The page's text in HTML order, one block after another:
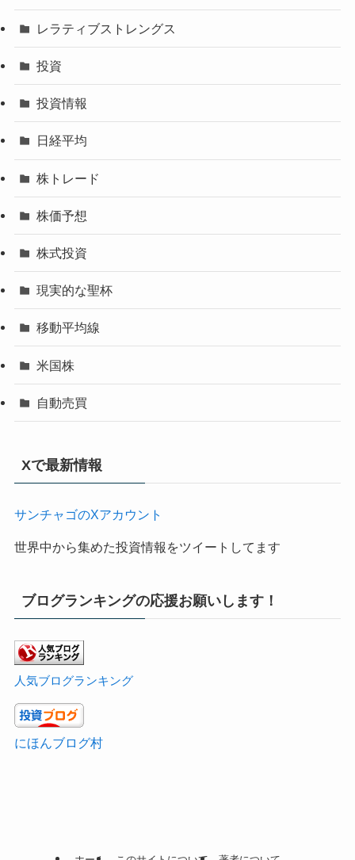
レラティブストレングス
投資
投資情報
日経平均
株トレード
株価予想
株式投資
現実的な聖杯
移動平均線
米国株
自動売買
Xで最新情報
サンチャゴのXアカウント
世界中から集めた投資情報をツイートしてます
ブログランキングの応援お願いします！
人気ブログランキング
にほんブログ村